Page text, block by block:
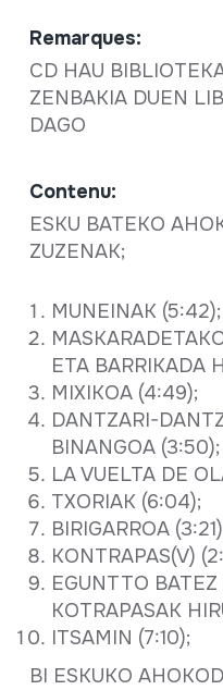
Remarques:
CD HAU
ZENBAKIA DUEN
DAGO
Contenu:
ESKU BATEKO
ZUZENAK;
MUNEINAK (5:42);
ETA BARRIKADA
MIXIKOA (4:49);
DANTZARI-
BINANGOA (3:50);
LA VUELTA DE
TXORIAK (6:04);
BIRIGARROA
KONTRAPAS(V)
EGUNTTO
KOTRAPASAK
ITSAMIN (7:10);
BI ESKUKO